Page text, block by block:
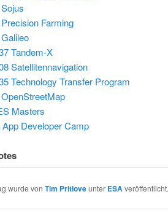
Farming
Tandem-X
Satellitennavigation
Technology Transfer Program
Masters
App Developer Camp
wurde von Tim Pritloveunter ESA